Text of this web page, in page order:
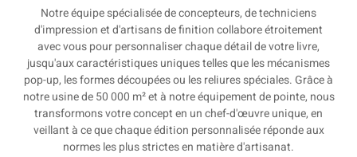
Notre équipe spécialisée de concepteurs, de techniciens
d'impression et d'artisans de finition collabore étroitement
avec vous pour personnaliser chaque détail de votre livre,
jusqu'aux caractéristiques uniques telles que les mécanismes
pop-up, les formes découpées ou les reliures spéciales. Grâce à
notre usine de 50 000 m² et à notre équipement de pointe, nous
transformons votre concept en un chef-d'œuvre unique, en
veillant à ce que chaque édition personnalisée réponde aux
normes les plus strictes en matière d'artisanat.